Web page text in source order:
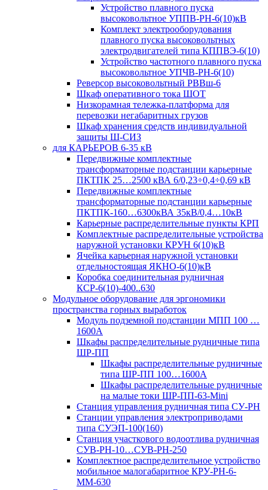
Устройство плавного пуска
высоковольтное УППВ-РН-6(10)кВ
Комплект электрооборудования
плавного пуска высоковольтных
электродвигателей типа КППВЭ-6(10)
Устройство частотного плавного пуска
высоковольтное УПЧВ-РН-6(10)
Реверсор высоковольтный РВВш-6
Шкаф оперативного тока ШОТ
Низкорамная тележка-платформа для
перевозки негабаритных грузов
Шкаф хранения средств индивидуальной
защиты Ш-СИЗ
для КАРЬЕРОВ 6-35 кВ
Передвижные комплектные
трансформаторные подстанции карьерные
ПКТПК 25…2500 кВА 6/0,23÷0,4÷0,69 кВ
Передвижные комплектные
трансформаторные подстанции карьерные
ПКТПК-160…6300кВА 35кВ/0,4…10кВ
Карьерные распределительные пункты КРП
Комплектные распределительные устройства
наружной установки КРУН 6(10)кВ
Ячейка карьерная наружной установки
отдельностоящая ЯКНО-6(10)кВ
Коробка соединительная рудничная
КСР-6(10)-400..630
Модульное оборудование для эргономики
пространства горных выработок
Модуль подземной подстанции МПП 100 …
1600А
Шкафы распределительные рудничные типа
ШР-ПП
Шкафы распределительные рудничные
типа ШР-ПП 100…1600А
Шкафы распределительные рудничные
на малые токи ШР-ПП-63-Mini
Станция управления рудничная типа СУ-РН
Станции управления электроприводами
типа СУЭП-100(160)
Станция участкового водоотлива рудничная
СУВ-РН-10…СУВ-РН-250
Комплектное распределительное устройство
мобильное малогабаритное КРУ-РН-6-
ММ-630